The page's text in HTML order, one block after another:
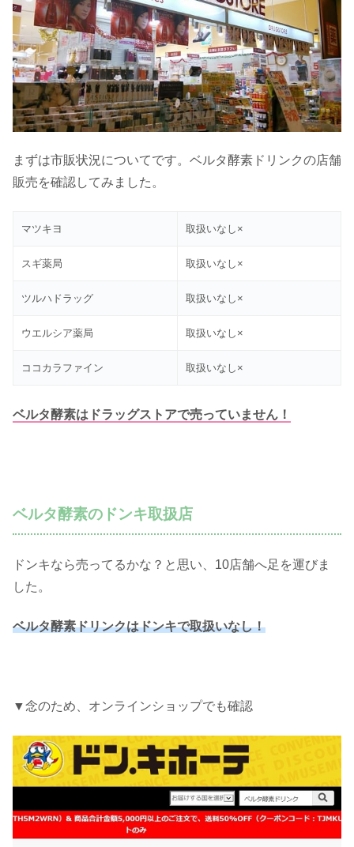
まずは市販状況についてです。ベルタ酵素ドリンクの店舗
販売を確認してみました。
マツキヨ 取扱いなし×
スギ薬局 取扱いなし×
ツルハドラッグ 取扱いなし×
ウエルシア薬局 取扱いなし×
ココカラファイン 取扱いなし×
ベルタ酵素はドラッグストアで売っていません！
ベルタ酵素のドンキ取扱店
ドンキなら売ってるかな？と思い、10店舗へ足を運びま
した。
ベルタ酵素ドリンクはドンキで取扱いなし！
▼念のため、オンラインショップでも確認